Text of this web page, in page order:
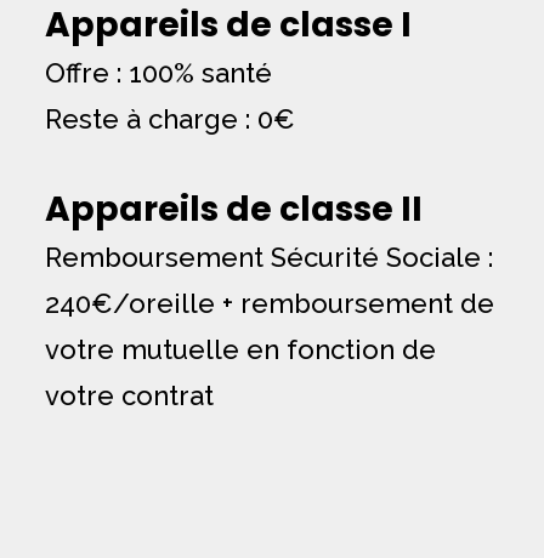
Appareils de classe I
Offre : 100% santé
Reste à charge : 0€
Appareils de classe II
Remboursement Sécurité Sociale :
240€/oreille + remboursement de
votre mutuelle en fonction de
votre contrat